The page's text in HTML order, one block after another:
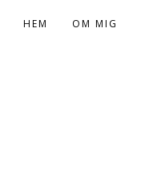
HEM OM MIG